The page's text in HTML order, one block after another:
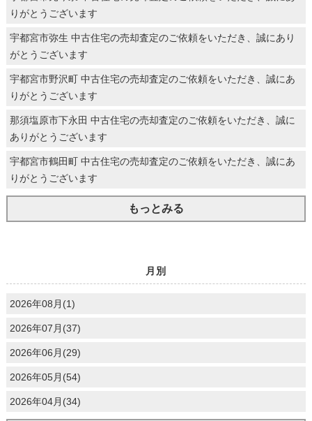
りがとうございます
宇都宮市弥生 中古住宅の売却査定のご依頼をいただき、誠にあり
がとうございます
宇都宮市野沢町 中古住宅の売却査定のご依頼をいただき、誠にあ
りがとうございます
那須塩原市下永田 中古住宅の売却査定のご依頼をいただき、誠に
ありがとうございます
宇都宮市鶴田町 中古住宅の売却査定のご依頼をいただき、誠にあ
りがとうございます
もっとみる
月別
2026年08月(1)
2026年07月(37)
2026年06月(29)
2026年05月(54)
2026年04月(34)